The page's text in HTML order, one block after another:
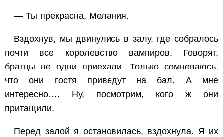
— Ты прекрасна, Мелания.
Вздохнув, мы двинулись в залу, где собралось
почти все королевство вампиров. Говорят,
братцы не одни приехали. Только сомневаюсь,
что они гостя приведут на бал. А мне
интересно…. Ну, посмотрим, кого ж они
притащили.
Перед залой я остановилась, вздохнула. Я их